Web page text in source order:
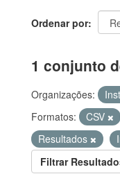
Ordenar por
1 conjunto
Organizações:
Formatos:
CSV
Resultados
Filtrar